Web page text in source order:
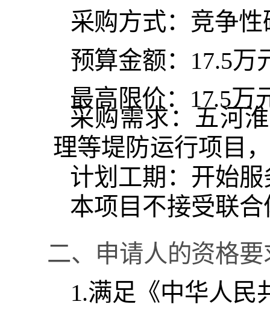
采购方式：竞争性
预算金额： 17.5万
最高限价： 17.5万
采购需求： 五河
理等堤防运行项目
计划工期：开始
本项目不接受联合
二、申请人的资格要
1.满足《中华人民